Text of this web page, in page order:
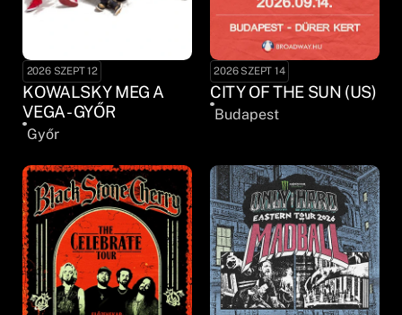
2026 SZEPT 12
KOWALSKY MEG A
VEGA - GYŐR
Győr
2026 SZEPT 14
CITY OF THE SUN (US)
Budapest